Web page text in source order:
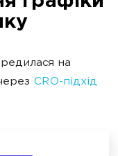
на
CRO-підхід